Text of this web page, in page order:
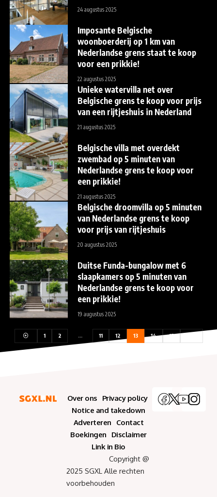
24 augustus 2025
Imposante Belgische
woonboerderij op 1 km van
Nederlandse grens staat te koop
voor een prikkie!
22 augustus 2025
Unieke watervilla net over
Belgische grens te koop voor prijs
van een rijtjeshuis in Nederland
21 augustus 2025
Belgische villa met overdekt
zwembad op 5 minuten van
Nederlandse grens te koop voor
een prikkie!
21 augustus 2025
Belgische droomvilla op 5 minuten
van Nederlandse grens te koop
voor prijs van rijtjeshuis
20 augustus 2025
Duitse Funda-bungalow met 6
slaapkamers op 5 minuten van
Nederlandse grens te koop voor
een prikkie!
19 augustus 2025
1 2 … 11 12 13 14 15
Over ons
Privacy policy
Notice and takedown
Adverteren
Contact
Boekingen
Disclaimer
Link in Bio
Copyright @
2025 SGXL Alle rechten
voorbehouden